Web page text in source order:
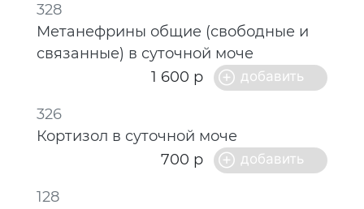
328
Метанефрины общие (свободные и
связанные) в суточной моче
1 600 р
326
Кортизол в суточной моче
700 р
128